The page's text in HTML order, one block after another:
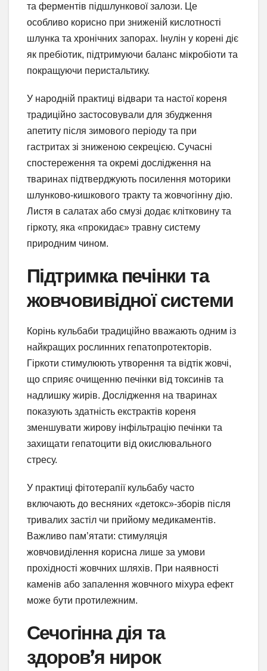
та ферментів підшлункової залози. Це
особливо корисно при зниженій кислотності
шлунка та хронічних запорах. Інулін у корені діє
як пребіотик, підтримуючи баланс мікробіоти та
покращуючи перистальтику.
У народній практиці відвари та настої кореня
традиційно застосовували для збудження
апетиту після зимового періоду та при
гастритах зі зниженою секрецією. Сучасні
спостереження та окремі дослідження на
тваринах підтверджують посилення моторики
шлунково-кишкового тракту та жовчогінну дію.
Листя в салатах або смузі додає клітковину та
гіркоту, яка «прокидає» травну систему
природним чином.
Підтримка печінки та
жовчовивідної системи
Корінь кульбаби традиційно вважають одним із
найкращих рослинних гепатопротекторів.
Гіркоти стимулюють утворення та відтік жовчі,
що сприяє очищенню печінки від токсинів та
надлишку жирів. Дослідження на тваринах
показують здатність екстрактів кореня
зменшувати жирову інфільтрацію печінки та
захищати гепатоцити від окислювального
стресу.
У практиці фітотерапії кульбабу часто
включають до весняних «детокс»-зборів після
тривалих застіл чи прийому медикаментів.
Важливо пам’ятати: стимуляція
жовчовиділення корисна лише за умови
прохідності жовчних шляхів. При наявності
каменів або запалення жовчного міхура ефект
може бути протилежним.
Сечогінна дія та
здоров’я нирок